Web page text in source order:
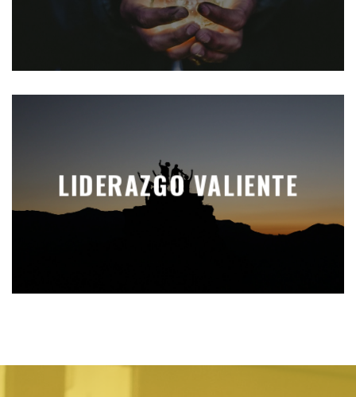
LIDERAZGO VALIENTE